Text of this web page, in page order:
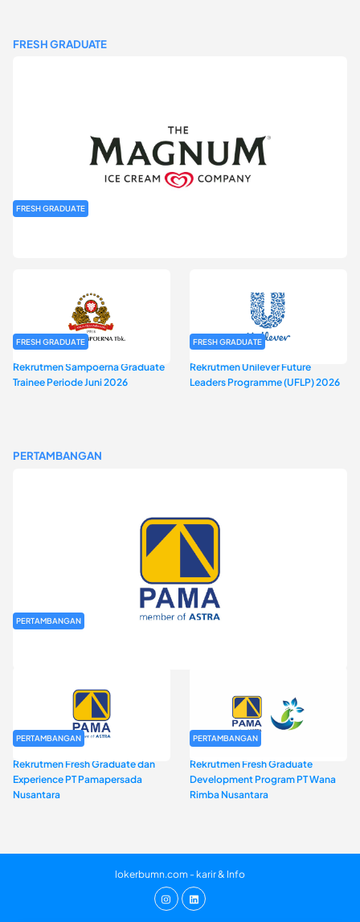
FRESH GRADUATE
FRESH GRADUATE
FRESH GRADUATE
Rekrutmen Sampoerna Graduate
Trainee Periode Juni 2026
FRESH GRADUATE
Rekrutmen Unilever Future
Leaders Programme (UFLP) 2026
PERTAMBANGAN
PERTAMBANGAN
PERTAMBANGAN
Rekrutmen Fresh Graduate dan
Experience PT Pamapersada
Nusantara
PERTAMBANGAN
Rekrutmen Fresh Graduate
Development Program PT Wana
Rimba Nusantara
lokerbumn.com - karir & Info